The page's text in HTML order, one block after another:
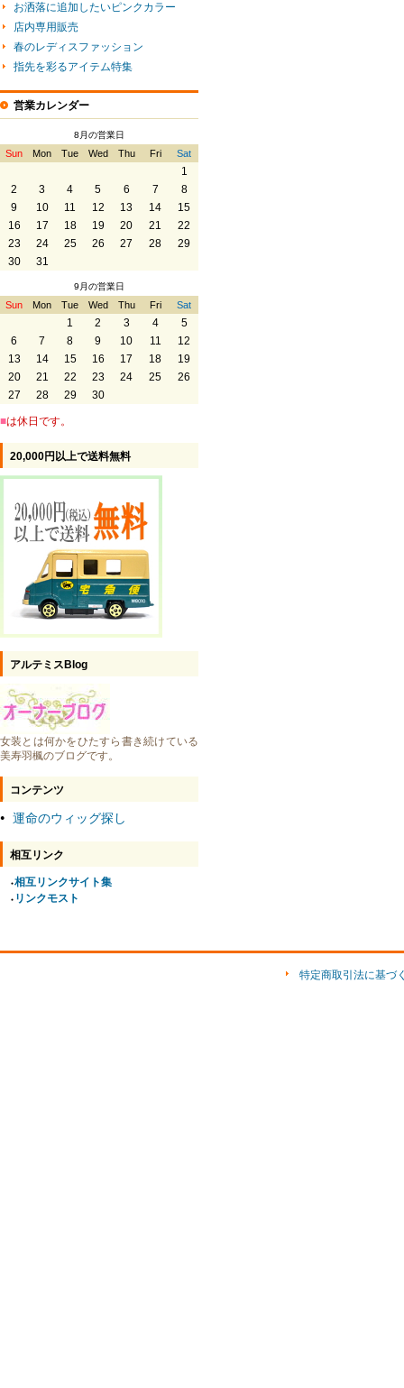
お洒落に追加したいピンクカラー
店内専用販売
春のレディスファッション
指先を彩るアイテム特集
営業カレンダー
8月の営業日
Sun Mon Tue Wed Thu Fri Sat
1
2
3 4 5 6 7
8
9
10 11 12 13 14
15
16
17 18 19 20 21
22
23
24 25 26 27 28
29
30
31
9月の営業日
Sun Mon Tue Wed Thu Fri Sat
1 2 3 4
5
6
7 8 9 10 11
12
13
14 15 16 17 18
19
20
21 22 23 24 25
26
27
28 29 30
■は休日です。
20,000円以上で送料無料
アルテミスBlog
女装とは何かをひたすら書き続けている
美寿羽楓のブログです。
コンテンツ
● 運命のウィッグ探し
相互リンク
●相互リンクサイト集
● リンクモスト
特定商取引法に基づ